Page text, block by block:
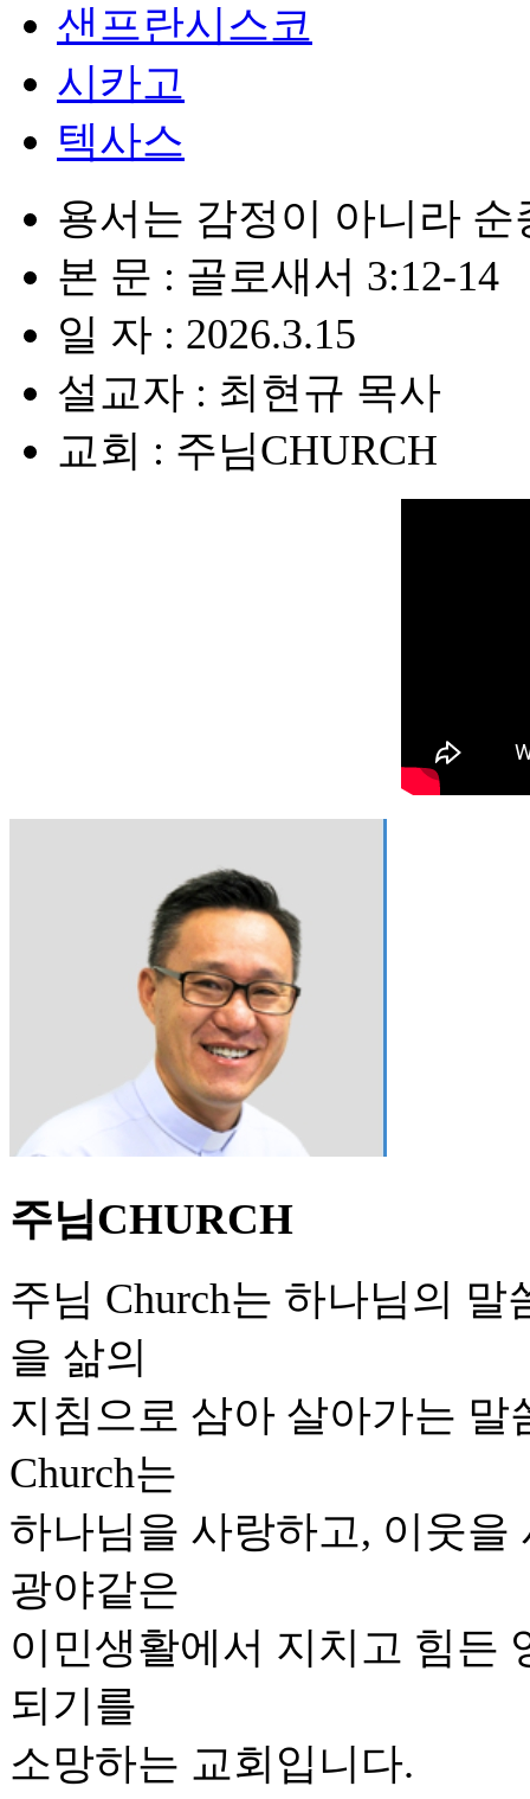
샌프란시스코
시카고
텍사스
용서는 감정이 아니라 순
본 문 : 골로새서 3:12-14
일 자 : 2026.3.15
설교자 : 최현규 목사
교회 : 주님CHURCH
주님CHURCH
주님 Church는 하나님의
을 삶의
지침으로 삼아 살아가는
Church는
하나님을 사랑하고, 이웃
광야같은
이민생활에서 지치고 힘든
되기를
소망하는 교회입니다.